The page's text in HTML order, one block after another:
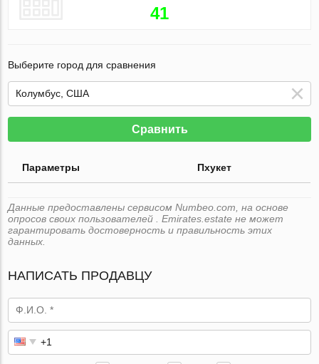
41
Выберите город для сравнения
Сравнить
Параметры Пхукет
Данные предоставлены сервисом Numbeo.com, на основе
опросов своих пользователей . Emirates.estate не может
гарантировать достоверность и правильность этих
данных.
НАПИСАТЬ ПРОДАВЦУ